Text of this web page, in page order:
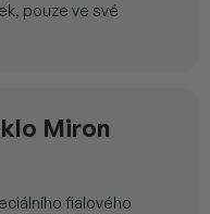
pouze ve své
Miron
fialového